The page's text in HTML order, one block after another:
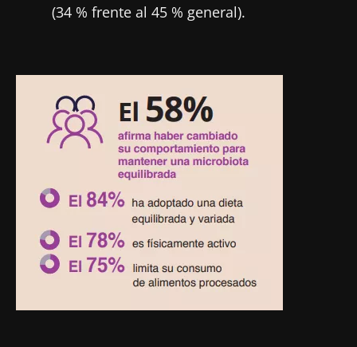
(34 % frente al 45 % general).